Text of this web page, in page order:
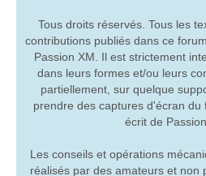
Tous droits réservés. Tous les
contributions publiés dans ce
Passion XM. Il est strictement
dans leurs formes et/ou leurs
partiellement, sur quelque
prendre des captures d'écran du
écrit de
Les conseils et opérations
réalisés par des amateurs et non